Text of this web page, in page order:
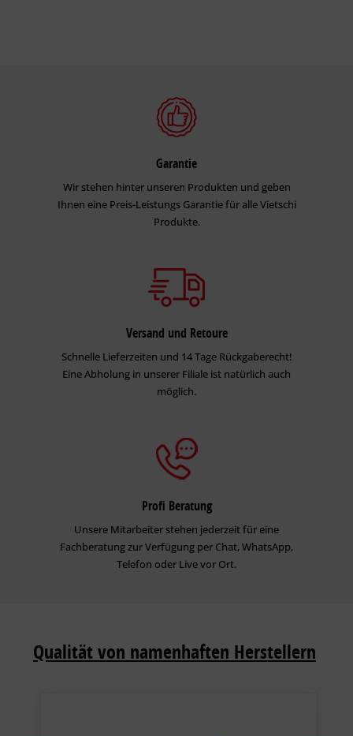
Garantie
Wir stehen hinter unseren Produkten und geben
Ihnen eine Preis-Leistungs Garantie für alle Vietschi
Produkte.
Versand und Retoure
Schnelle Lieferzeiten und 14 Tage Rückgaberecht!
Eine Abholung in unserer Filiale ist natürlich auch
möglich.
Profi Beratung
Unsere Mitarbeiter stehen jederzeit für eine
Fachberatung zur Verfügung per Chat, WhatsApp,
Telefon oder Live vor Ort.
Qualität von namenhaften Herstellern